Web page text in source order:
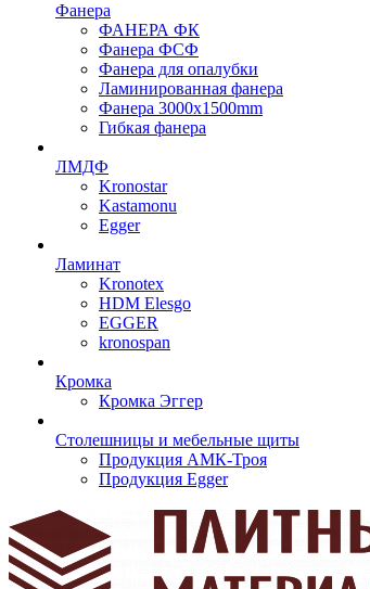
Фанера
ФАНЕРА ФК
Фанера ФСФ
Фанера для опалубки
Ламинированная фанера
Фанера 3000х1500mm
Гибкая фанера
ЛМДФ
Kronostar
Kastamonu
Egger
Ламинат
Kronotex
HDM Elesgo
EGGER
kronospan
Кромка
Кромка Эггер
Столешницы и мебельные щиты
Продукция АМК-Троя
Продукция Egger